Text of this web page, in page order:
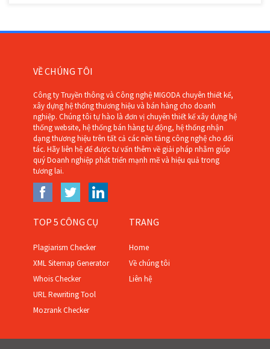
VỀ CHÚNG TÔI
Công ty Truyền thông và Công nghệ MIGODA chuyên thiết kế,
xây dựng hệ thống thương hiệu và bán hàng cho doanh
nghiệp. Chúng tôi tự hào là đơn vị chuyên thiết kế xây dựng hệ
thống website, hệ thống bán hàng tự động, hệ thống nhận
dạng thương hiệu trên tất cả các nền tảng công nghệ cho đối
tác. Hãy liên hệ để được tư vấn thêm về giải pháp nhằm giúp
quý Doanh nghiệp phát triển mạnh mẽ và hiệu quả trong
tương lai.
TOP 5 CÔNG CỤ
Plagiarism Checker
XML Sitemap Generator
Whois Checker
URL Rewriting Tool
Mozrank Checker
TRANG
Home
Về chúng tôi
Liên hệ